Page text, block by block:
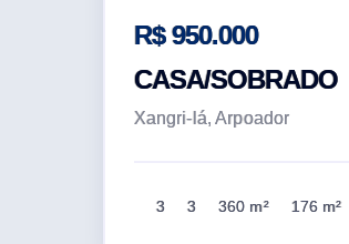
R$ 950.000
CASA/SOBRADO
Xangri-lá, Arpoador
3 3 360 m² 176 m²